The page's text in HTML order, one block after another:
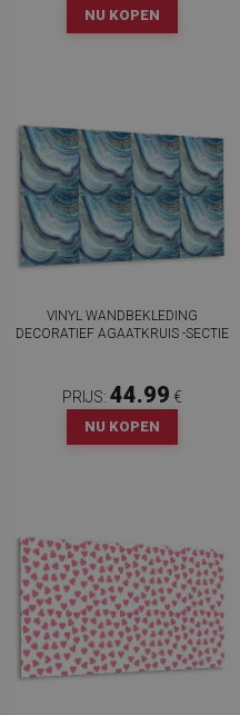
NU KOPEN
VINYL WANDBEKLEDING
DECORATIEF AGAATKRUIS -SECTIE
PRIJS: 44.99 €
NU KOPEN